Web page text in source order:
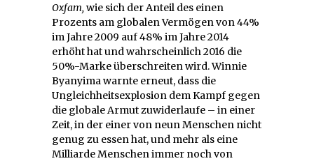
Oxfam, wie sich der Anteil des einen
Prozents am globalen Vermögen von 44%
im Jahre 2009 auf 48% im Jahre 2014
erhöht hat und wahrscheinlich 2016 die
50%-Marke überschreiten wird. Winnie
Byanyima warnte erneut, dass die
Ungleichheitsexplosion dem Kampf gegen
die globale Armut zuwiderlaufe – in einer
Zeit, in der einer von neun Menschen nicht
genug zu essen hat, und mehr als eine
Milliarde Menschen immer noch von